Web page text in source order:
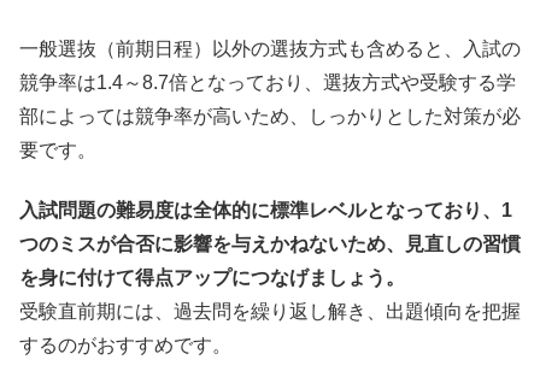
一般選抜（前期日程）以外の選抜方式も含めると、入試の
競争率は1.4～8.7倍となっており、選抜方式や受験する学
部によっては競争率が高いため、しっかりとした対策が必
要です。
入試問題の難易度は全体的に標準レベルとなっており、1
つのミスが合否に影響を与えかねないため、見直しの習慣
を身に付けて得点アップにつなげましょう。
受験直前期には、過去問を繰り返し解き、出題傾向を把握
するのがおすすめです。